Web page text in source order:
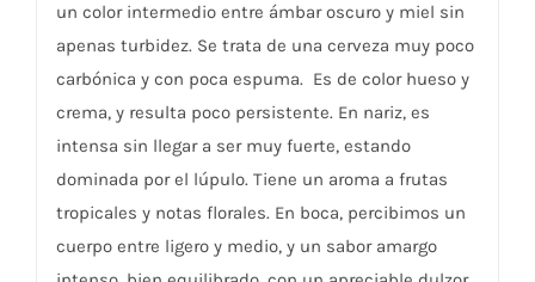
un color intermedio entre ámbar oscuro y miel sin
apenas turbidez. Se trata de una cerveza muy poco
carbónica y con poca espuma. Es de color hueso y
crema, y resulta poco persistente. En nariz, es
intensa sin llegar a ser muy fuerte, estando
dominada por el lúpulo. Tiene un aroma a frutas
tropicales y notas florales. En boca, percibimos un
cuerpo entre ligero y medio, y un sabor amargo